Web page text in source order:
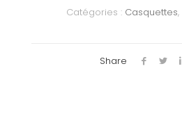
Catégories : Casquettes,
Share